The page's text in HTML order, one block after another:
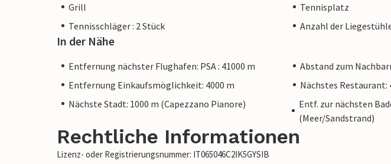
Grill
Tennisplatz
Tennisschläger : 2 Stück
Anzahl der
In der Nähe
Entfernung nächster Flughafen: PSA : 41000 m
Abstand zum
Entfernung Einkaufsmöglichkeit: 4000 m
Nächstes Restaurant:
Nächste Stadt: 1000 m (Capezzano Pianore)
Entf. zur nächsten
(Meer/Sandstrand)
Rechtliche Informationen
Lizenz- oder Registrierungsnummer: IT065046C2IK5GYSIB